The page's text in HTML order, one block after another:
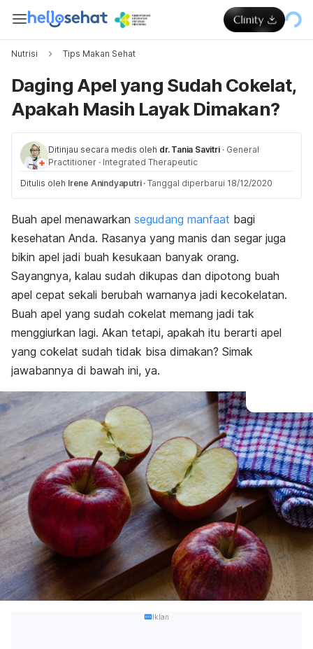
Nutrisi Tips Makan Sehat
Daging Apel yang Sudah Cokelat,
Apakah Masih Layak Dimakan?
Ditinjau secara medis oleh dr. Tania Savitri · General
Practitioner · Integrated Therapeutic
Ditulis oleh Irene Anindyaputri · Tanggal diperbarui 18/12/2020
Buah apel menawarkan segudang manfaat bagi
kesehatan Anda. Rasanya yang manis dan segar juga
bikin apel jadi buah kesukaan banyak orang.
Sayangnya, kalau sudah dikupas dan dipotong buah
apel cepat sekali berubah warnanya jadi kecokelatan.
Buah apel yang sudah cokelat memang jadi tak
menggiurkan lagi. Akan tetapi, apakah itu berarti apel
yang cokelat sudah tidak bisa dimakan? Simak
jawabannya di bawah ini, ya.
Iklan